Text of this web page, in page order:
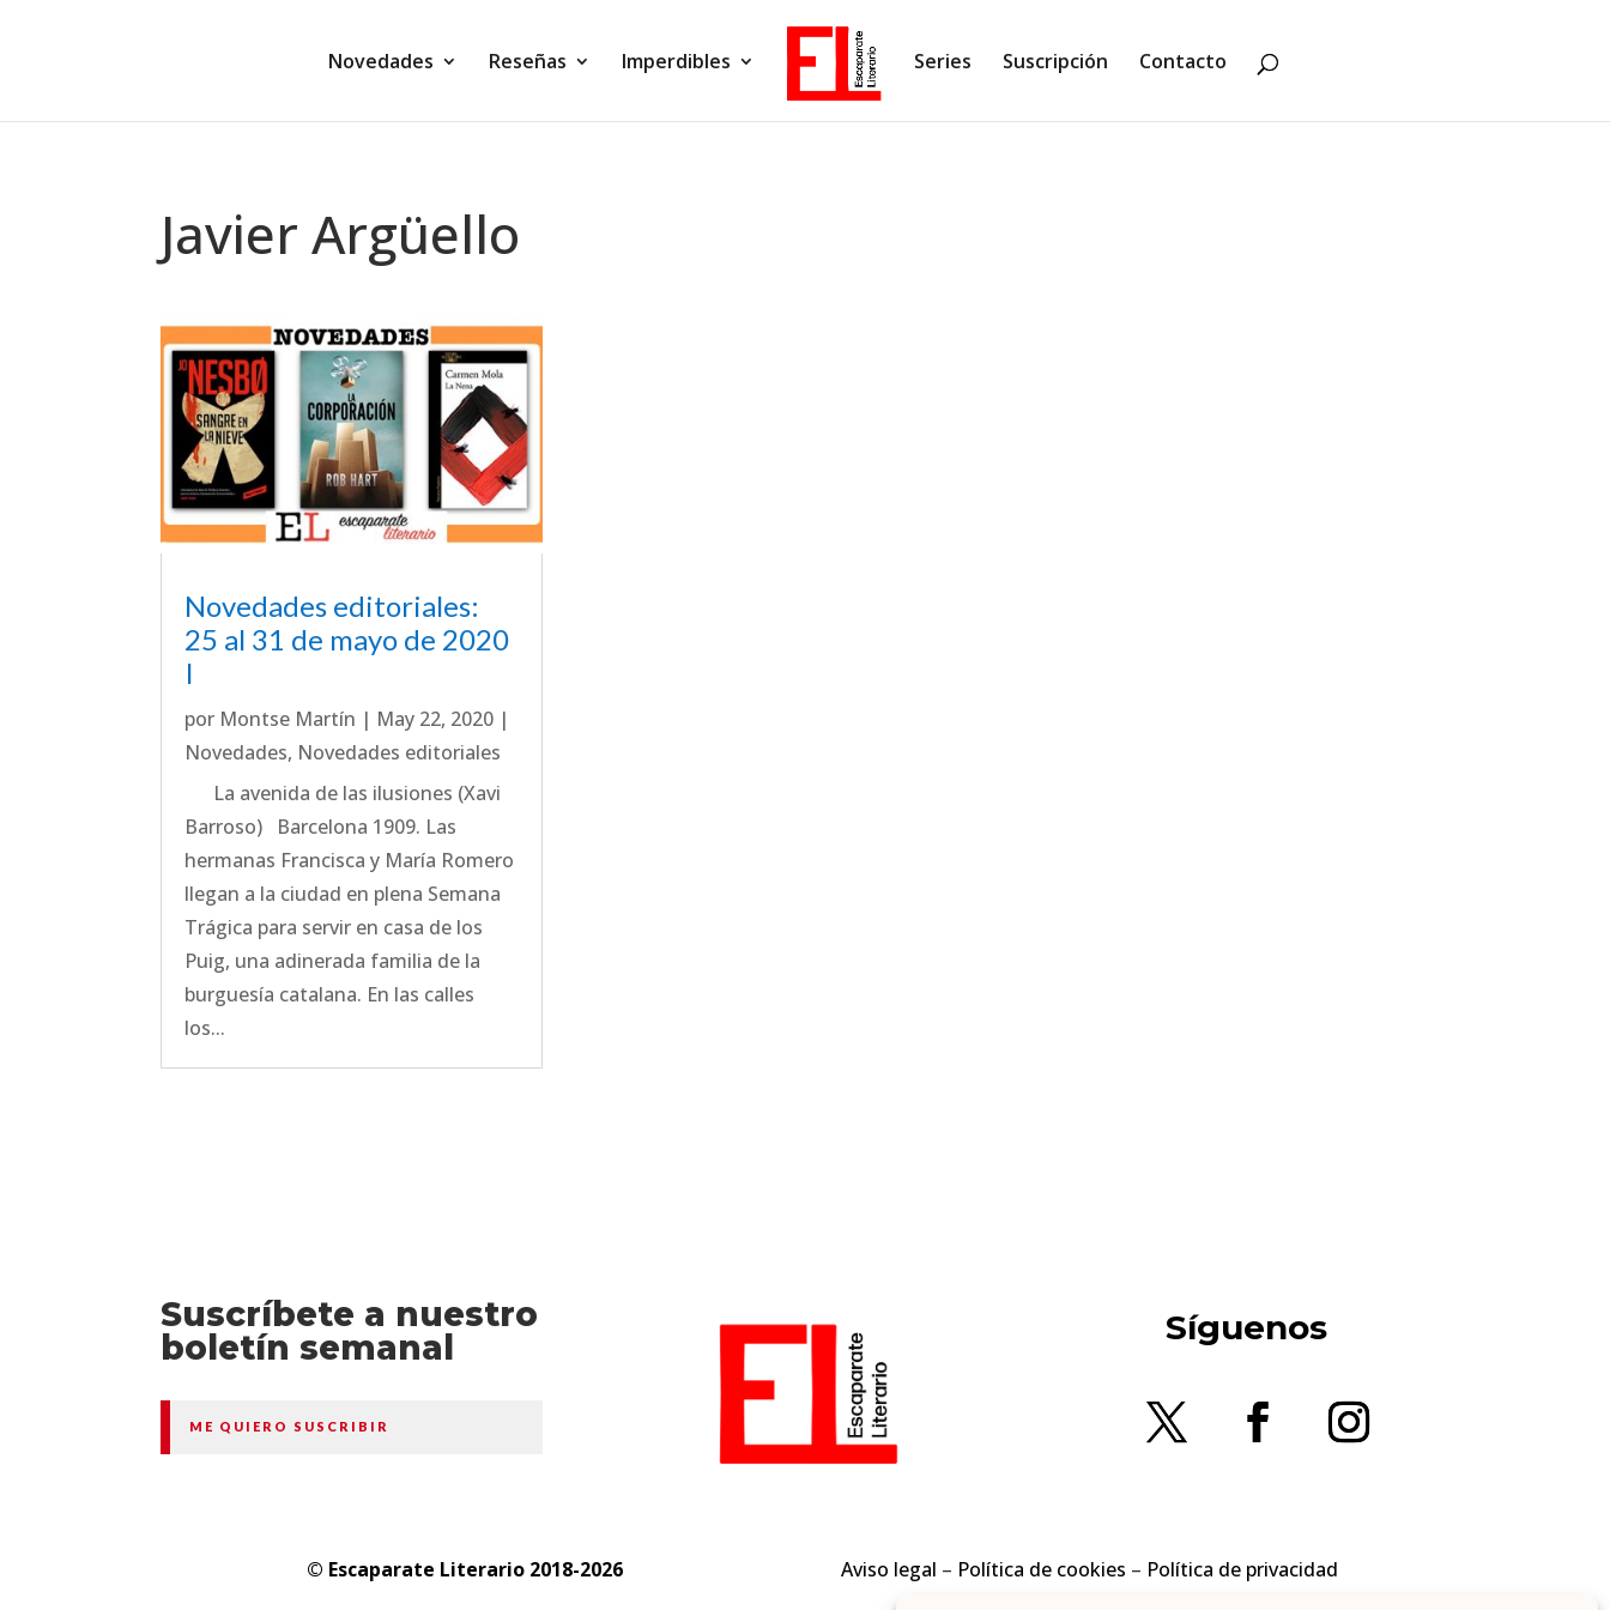
Novedades Reseñas Imperdibles Series Suscripción Contacto
Javier Argüello
Novedades editoriales:
25 al 31 de mayo de 2020
I
por Montse Martín | May 22, 2020 |
Novedades, Novedades editoriales
La avenida de las ilusiones (Xavi
Barroso) Barcelona 1909. Las
hermanas Francisca y María Romero
llegan a la ciudad en plena Semana
Trágica para servir en casa de los
Puig, una adinerada familia de la
burguesía catalana. En las calles
los...
Suscríbete a nuestro
boletín semanal
ME QUIERO SUSCRIBIR
Síguenos
© Escaparate Literario 2018-2026 Aviso legal – Política de cookies – Política de privacidad